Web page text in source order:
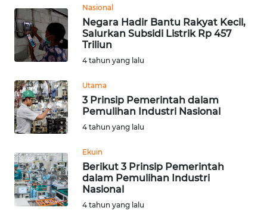
Nasional
Negara Hadir Bantu Rakyat Kecil,
Salurkan Subsidi Listrik Rp 457
Triliun
4 tahun yang lalu
Utama
3 Prinsip Pemerintah dalam
Pemulihan Industri Nasional
4 tahun yang lalu
Ekuin
Berikut 3 Prinsip Pemerintah
dalam Pemulihan Industri
Nasional
4 tahun yang lalu
PAKPAK
WN
KARAWANG
WN
BEKASI
WN
WN
DEPOK